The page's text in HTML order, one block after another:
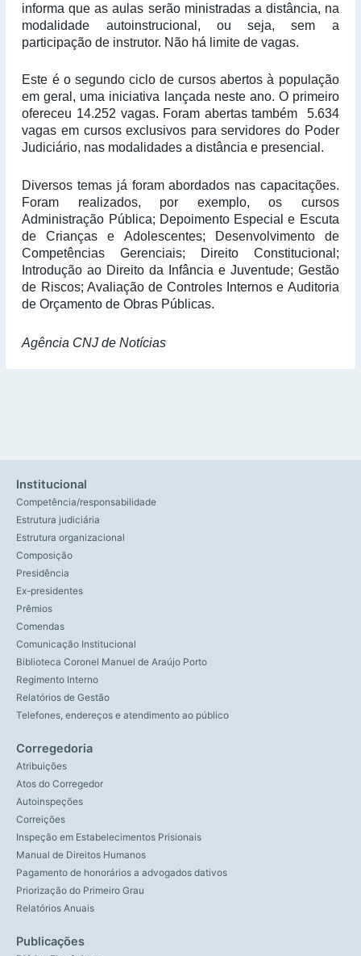
informa que as aulas serão ministradas a distância, na
modalidade autoinstrucional, ou seja, sem a
participação de instrutor. Não há limite de vagas.
Este é o segundo ciclo de cursos abertos à população
em geral, uma iniciativa lançada neste ano. O primeiro
ofereceu 14.252 vagas. Foram abertas também 5.634
vagas em cursos exclusivos para servidores do Poder
Judiciário, nas modalidades a distância e presencial.
Diversos temas já foram abordados nas capacitações.
Foram realizados, por exemplo, os cursos
Administração Pública; Depoimento Especial e Escuta
de Crianças e Adolescentes; Desenvolvimento de
Competências Gerenciais; Direito Constitucional;
Introdução ao Direito da Infância e Juventude; Gestão
de Riscos; Avaliação de Controles Internos e Auditoria
de Orçamento de Obras Públicas.
Agência CNJ de Notícias
Institucional
Competência/responsabilidade
Estrutura judiciária
Estrutura organizacional
Composição
Presidência
Ex-presidentes
Prêmios
Comendas
Comunicação Institucional
Biblioteca Coronel Manuel de Araújo Porto
Regimento Interno
Relatórios de Gestão
Telefones, endereços e atendimento ao público
Corregedoria
Atribuições
Atos do Corregedor
Autoinspeções
Correições
Inspeção em Estabelecimentos Prisionais
Manual de Direitos Humanos
Pagamento de honorários a advogados dativos
Priorização do Primeiro Grau
Relatórios Anuais
Publicações